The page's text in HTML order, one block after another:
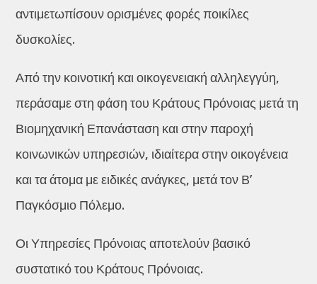
αντιμετωπίσουν ορισμένες φορές ποικίλες
δυσκολίες.
Από την κοινοτική και οικογενειακή αλληλεγγύη,
περάσαμε στη φάση του Κράτους Πρόνοιας μετά τη
Βιομηχανική Επανάσταση και στην παροχή
κοινωνικών υπηρεσιών, ιδιαίτερα στην οικογένεια
και τα άτομα με ειδικές ανάγκες, μετά τον Β’
Παγκόσμιο Πόλεμο.
Οι Υπηρεσίες Πρόνοιας αποτελούν βασικό
συστατικό του Κράτους Πρόνοιας.